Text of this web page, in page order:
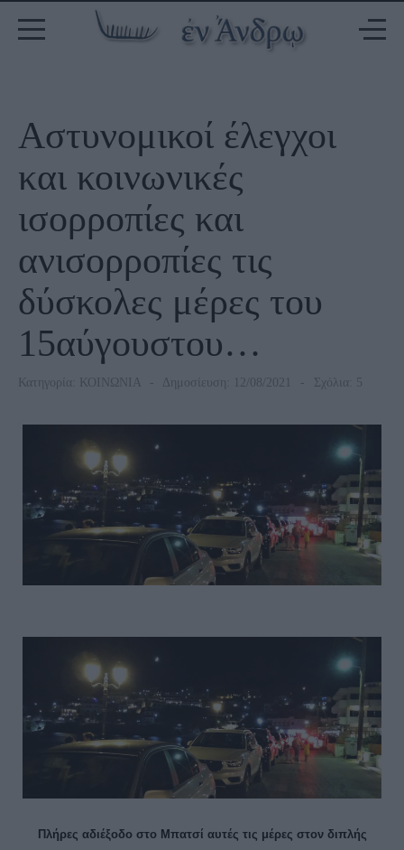
Αστυνομικοί έλεγχοι
και κοινωνικές
ισορροπίες και
ανισορροπίες τις
δύσκολες μέρες του
15αύγουστου…
Κατηγορία: ΚΟΙΝΩΝΙΑ Δημοσίευση: 12/08/2021 Σχόλια: 5
Πλήρες αδιέξοδο στο Μπατσί αυτές τις μέρες στον διπλής